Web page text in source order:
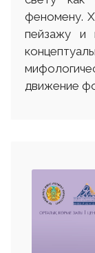
феномену.
пейзажу и
движение